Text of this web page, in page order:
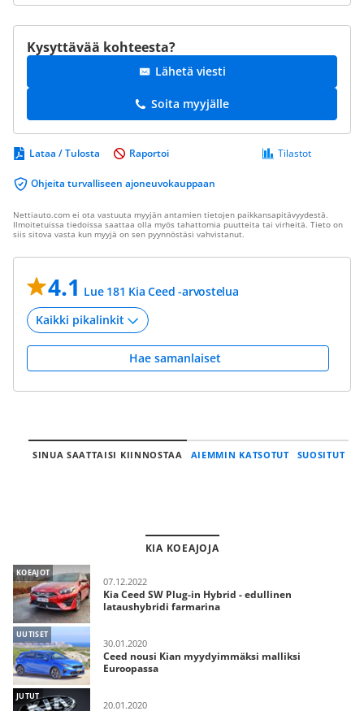
Kysyttävää kohteesta?
Lähetä viesti
Soita myyjälle
Lataa / Tulosta
Ohjeita turvalliseen ajoneuvokauppaan
Tilastot
Raportoi
Nettiauto.com ei ota vastuuta myyjän antamien tietojen paikkansapitävyydestä.
Ilmoitetuissa tiedoissa saattaa olla myös tahattomia puutteita tai virheitä. Tieto on
siis sitova vasta kun myyjä on sen pyynnöstäsi vahvistanut.
4.1 Lue 181 Kia Ceed -arvostelua
Hae samanlaiset
SINUA SAATTAISI KIINNOSTAA AIEMMIN KATSOTUT SUOSITUT
KIA KOEAJOJA
KOEAJOT
07.12.2022
Kia Ceed SW Plug-in Hybrid - edullinen
lataushybridi farmarina
UUTISET
30.01.2020
Ceed nousi Kian myydyimmäksi malliksi
Euroopassa
JUTUT
20.01.2020